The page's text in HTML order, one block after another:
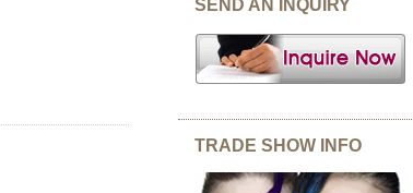
SEND AN INQUIRY
TRADE SHOW INFO